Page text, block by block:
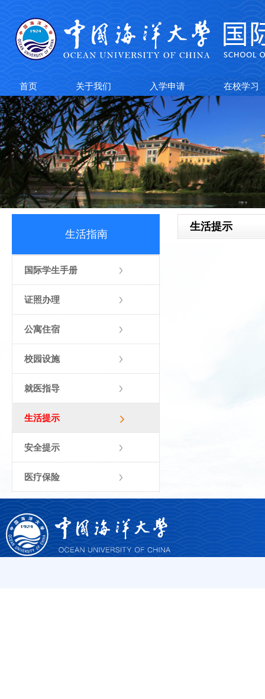
首页 关于我们 入学申请 在校学习
生活指南
国际学生手册
证照办理
公寓住宿
校园设施
就医指导
生活提示
安全提示
医疗保险
生活提示